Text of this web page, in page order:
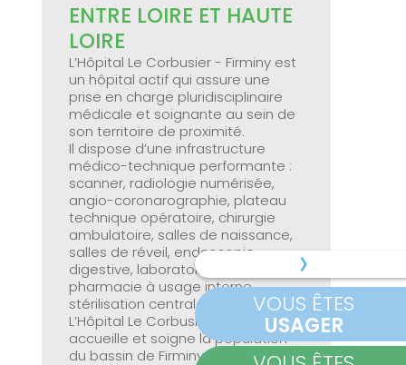
VOUS ÊTES
USAGER
ENTRE LOIRE ET HAUTE
LOIRE
L’Hôpital Le Corbusier - Firminy est
un hôpital actif qui assure une
prise en charge pluridisciplinaire
médicale et soignante au sein de
son territoire de proximité.
Il dispose d’une infrastructure
médico-technique performante :
scanner, radiologie numérisée,
angio-coronarographie, plateau
technique opératoire, chirurgie
ambulatoire, salles de naissance,
salles de réveil, endoscopie
digestive, laboratoire de biologie,
pharmacie à usage interne,
stérilisation centrale.
L’Hôpital Le Corbusier - Firminy
accueille et soigne la population
du bassin de Firminy, de la vallée